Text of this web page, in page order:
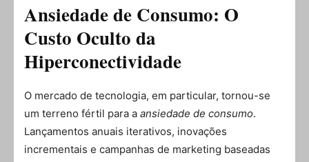
Ansiedade de Consumo: O
Custo Oculto da
Hiperconectividade
O mercado de tecnologia, em particular, tornou-se
um terreno fértil para a ansiedade de consumo.
Lançamentos anuais iterativos, inovações
incrementais e campanhas de marketing baseadas